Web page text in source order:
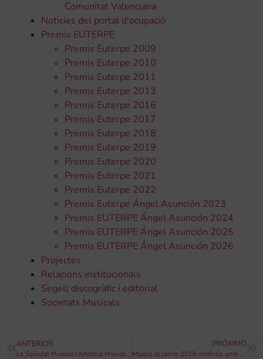
Comunitat Valenciana
Noticies del portal d'ocupació
Premis EUTERPE
Premis Euterpe 2009
Premis Euterpe 2010
Premis Euterpe 2011
Premis Euterpe 2013
Premis Euterpe 2016
Premis Euterpe 2017
Premis Euterpe 2018
Premis Euterpe 2019
Premis Euterpe 2020
Premis Euterpe 2021
Premis Euterpe 2022
Premis Euterpe Ángel Asunción 2023
Premis EUTERPE Ángel Asunción 2024
Premis EUTERPE Ángel Asunción 2025
Premis EUTERPE Ángel Asunción 2026
Projectes
Relacions institucionals
Segell discogràfic i editorial
Societats Musicals
ANTERIOR
La Societat Musical l’Artística Manisense celebra la festa de benviguda del curs 2016/2017
PRÓXIMO
Música al carrer 2016 continúa amb els concerts de bandes als carrers de València aquest diumenge